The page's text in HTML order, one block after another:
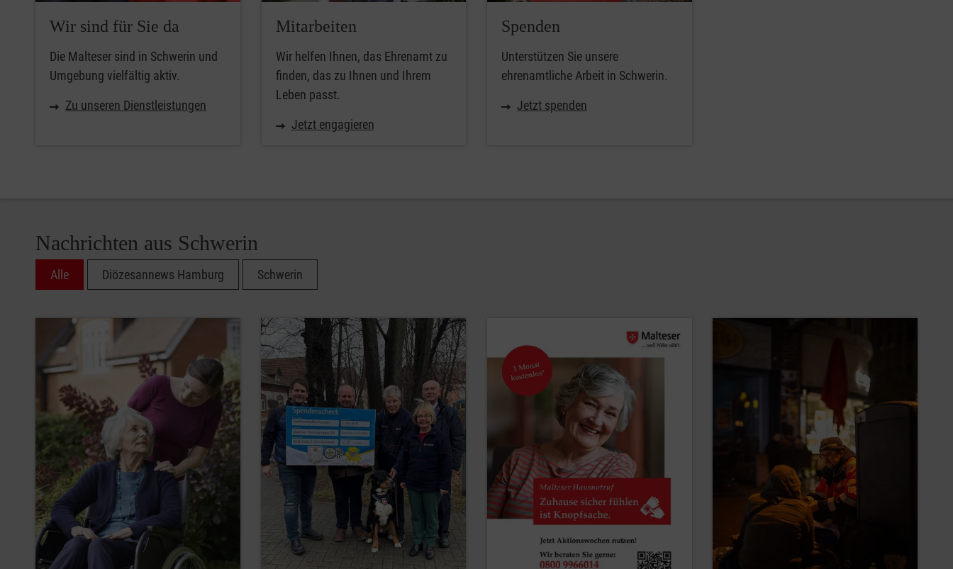
Wir sind für Sie da
Die Malteser sind in Schwerin und
Umgebung vielfältig aktiv.
Zu unseren Dienstleistungen
Mitarbeiten
Wir helfen Ihnen, das Ehrenamt zu
finden, das zu Ihnen und Ihrem
Leben passt.
Jetzt engagieren
Spenden
Unterstützen Sie unsere
ehrenamtliche Arbeit in Schwerin.
Jetzt spenden
Nachrichten aus Schwerin
Alle Diözesannews Hamburg Schwerin